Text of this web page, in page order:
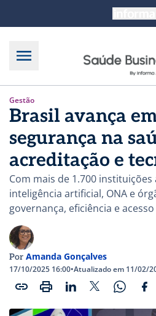
Gestão
Brasil avança
segurança na
acreditação e
Com mais de 1.700
inteligência artificial, ONA e
governança, eficiência e
Por Amanda Gonçalves
17/10/2025 16:00•Atualizado em 11/02/